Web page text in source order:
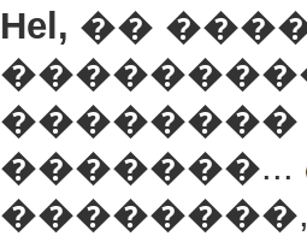
Hel, ��
��������
�������...